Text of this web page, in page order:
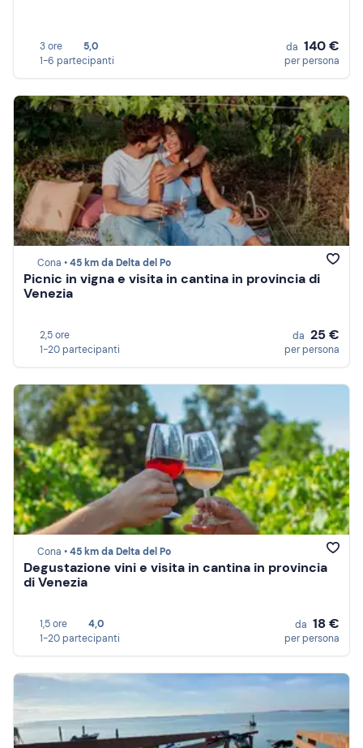
3 ore
5,0
1-6 partecipanti
da 140 €
per persona
Cona •45 km da Delta del Po
Picnic in vigna e visita in cantina in provincia di
Venezia
2,5 ore
1-20 partecipanti
da 25 €
per persona
Cona •45 km da Delta del Po
Degustazione vini e visita in cantina in provincia
di Venezia
1,5 ore
4,0
1-20 partecipanti
da 18 €
per persona